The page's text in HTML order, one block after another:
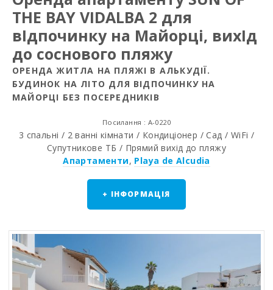
THE BAY VIDALBA 2 для
вIдпочинку на Майорці, вихIд
до соснового пляжу
ОРЕНДА ЖИТЛА НА ПЛЯЖІ В АЛЬКУДІЇ.
БУДИНОК НА ЛІТО ДЛЯ ВІДПОЧИНКУ НА
МАЙОРЦІ БЕЗ ПОСЕРЕДНИКІВ
Посилання : A-0220
3 спальні / 2 ванні кімнати / Кондиціонер / Сад / WiFi /
Супутникове ТБ / Прямий вихід до пляжу
Апартаменти, Playa de Alcudia
+ ІНФОРМАЦІЯ